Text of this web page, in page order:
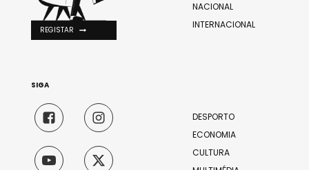
NACIONAL
INTERNACIONAL
DESPORTO
ECONOMIA
CULTURA
REGISTAR
SIGA